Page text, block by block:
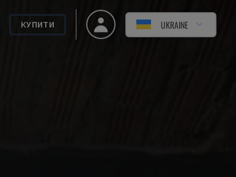
КУПИТИ UKRAINE